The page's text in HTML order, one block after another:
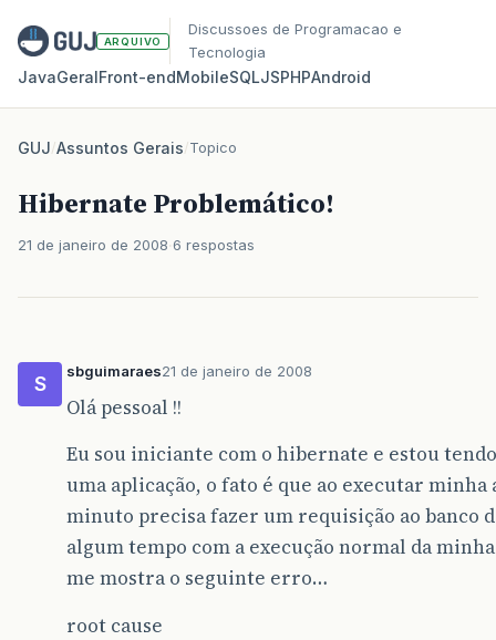
ARQUIVO
Discussoes de Programacao e
Tecnologia
JavaGeralFront‑endMobileSQLJSPHPAndroid
GUJ/Assuntos Gerais/Topico
Hibernate Problemático!
21 de janeiro de 2008 6 respostas
S
sbguimaraes21 de janeiro de 2008
Olá pessoal !!
Eu sou iniciante com o hibernate e estou
uma aplicação, o fato é que ao executar minha
minuto precisa fazer um requisição ao banco
algum tempo com a execução normal da
me mostra o seguinte erro…
root cause